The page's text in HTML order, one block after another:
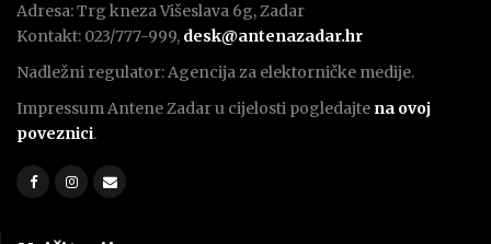
Adresa: Trg kneza Višeslava 6g, Zadar
Kontakt: 023/777-999, desk@antenazadar.hr
Nadležni regulator: Agencija za elektorničke medije.
Impressum Antene Zadar u cijelosti pogledajte na ovoj
poveznici.